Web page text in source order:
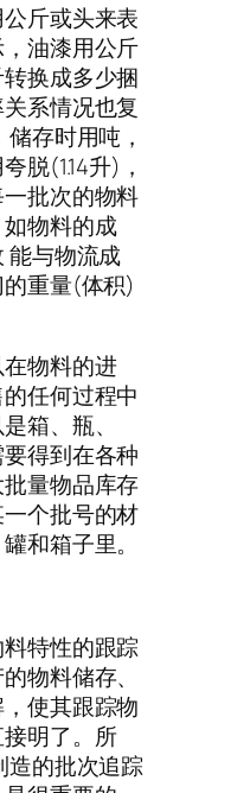
斤或头来表
油漆用公斤
换成多少捆
系情况也复
存时用吨，
脱(1.14升)，
批次的物料
物料的成
能与物流成
重量(体积)
物料的进
任何过程中
箱、瓶、
得到在各种
量物品库存
个批号的材
和箱子里。
特性的跟踪
物料储存、
使其跟踪物
明了。所
造的批次追踪